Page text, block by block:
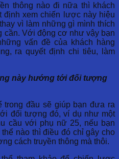
thông nào đi nữa thì khách
định xem chiến lược này hiệu
vì làm những gì mình thích
cần. Với động cơ như vậy bạn
vấn đề của khách hàng
ra quyết định chi tiêu, làm
này hướng tới đối tượng
trong đầu sẽ giúp bạn đưa ra
đối tượng đó, ví dụ như một
cầu với phụ nữ 25, nếu bạn
nào thì điều đó chỉ gây cho
cách truyền thông mà thôi.